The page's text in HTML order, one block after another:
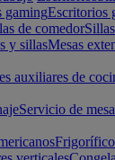
gamingEscritorios
de comedor
y sillasMesas
auxiliares de
Servicio de mesa